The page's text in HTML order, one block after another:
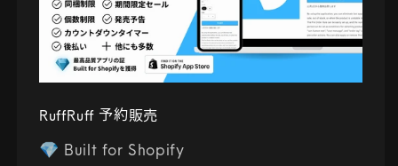
RuffRuff 予約販売
💎 Built for Shopify